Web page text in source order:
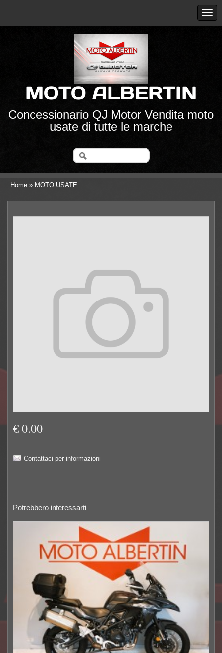
MOTO ALBERTIN
Concessionario QJ Motor Vendita moto
usate di tutte le marche
Home » MOTO USATE
€ 0.00
Contattaci per informazioni
Potrebbero interessarti